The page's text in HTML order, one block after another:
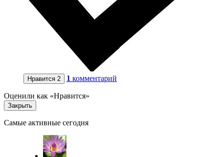
Нравится 2 1 комментарий
Оценили как «Нравится»
Закрыть
Самые активные сегодня